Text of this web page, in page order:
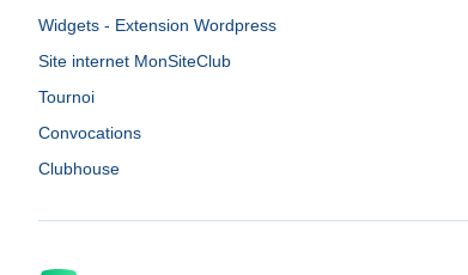
Widgets - Extension Wordpress
Site internet MonSiteClub
Tournoi
Convocations
Clubhouse